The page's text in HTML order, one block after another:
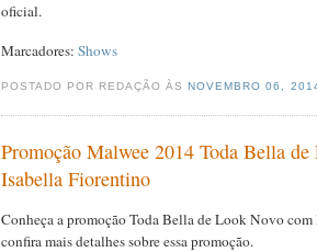
oficial.
Marcadores: Shows
POSTADO POR REDAÇÃO ÀSNOVEMBRO 06,
Promoção Malwee 2014 Toda Bella
Isabella Fiorentino
Conheça a promoção Toda Bella de Look Novo
confira mais detalhes sobre essa promoção.